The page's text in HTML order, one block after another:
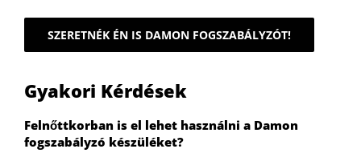
SZERETNÉK ÉN IS DAMON FOGSZABÁLYZÓT!
Gyakori Kérdések
Felnőttkorban is el lehet használni a Damon
fogszabályzó készüléket?